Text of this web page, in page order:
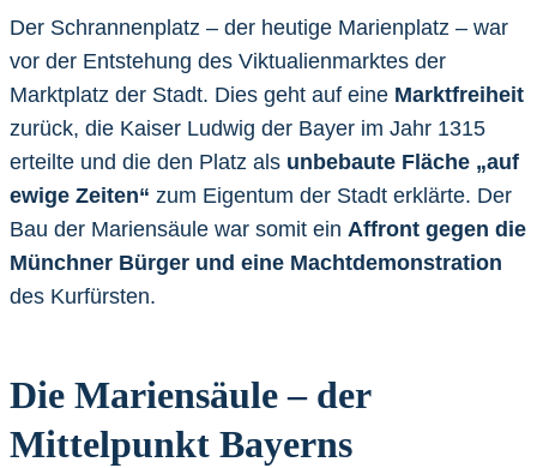
Der Schrannenplatz – der heutige Marienplatz – war
vor der Entstehung des Viktualienmarktes der
Marktplatz der Stadt. Dies geht auf eine Marktfreiheit
zurück, die Kaiser Ludwig der Bayer im Jahr 1315
erteilte und die den Platz als unbebaute Fläche „auf
ewige Zeiten“ zum Eigentum der Stadt erklärte. Der
Bau der Mariensäule war somit ein Affront gegen die
Münchner Bürger und eine Machtdemonstration
des Kurfürsten.
Die Mariensäule – der
Mittelpunkt Bayerns